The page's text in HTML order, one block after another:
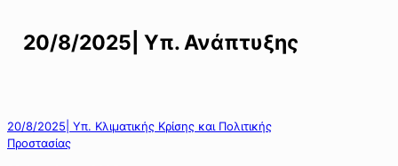
20/8/2025| Υπ. Ανάπτυξης
20/8/2025| Υπ. Κλιματικής Κρίσης και Πολιτικής
Προστασίας